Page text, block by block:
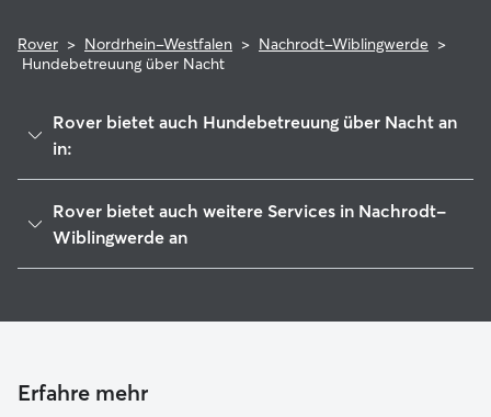
Rover > Nordrhein-Westfalen > Nachrodt-Wiblingwerde >
Hundebetreuung über Nacht
Rover bietet auch Hundebetreuung über Nacht an
in:
Iserlohn
Werdohl
Hagen
Rover bietet auch weitere Services in Nachrodt-
Wiblingwerde an
Gassi-Service in Nachrodt-Wiblingwerde
Erfahre mehr